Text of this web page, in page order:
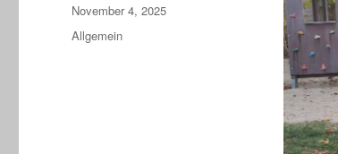
Veröffentlicht
am
November 4, 2025
Kategorien
Allgemein